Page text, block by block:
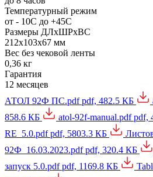
Температурный режим
от - 10С до +45С
Размеры ДЛхШРхВС
212х103х67 мм
Вес без чековой ленты
0,36 кг
Гарантия
12 месяцев
АТОЛ 92Ф ПС.pdf pdf, 482.5 КБ
858.6 КБ
atol-92f-manual.pdf pdf,
RE_5.0.pdf pdf, 5803.3 КБ
92Ф_16.03.2023.pdf pdf, 320.4 КБ
запуск 5.0.pdf pdf, 1169.8 КБ